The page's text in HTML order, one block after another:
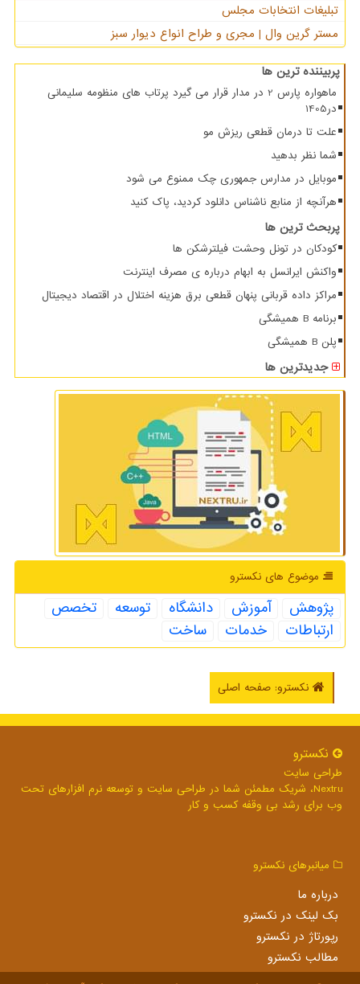
تبلیغات انتخابات مجلس
مستر گرین وال | مجری و طراح انواع دیوار سبز
پربیننده ترین ها
ماهواره پارس 2 در مدار قرار می گیرد پرتاب های منظومه سلیمانی
در1405
علت تا درمان قطعی ریزش مو
شما نظر بدهید
موبایل در مدارس جمهوری چک ممنوع می شود
هرآنچه از منابع ناشناس دانلود کردید، پاک کنید
پربحث ترین ها
کودکان در تونل وحشت فیلترشکن ها
واکنش ایرانسل به ابهام درباره ی مصرف اینترنت
مراکز داده قربانی پنهان قطعی برق هزینه اختلال در اقتصاد دیجیتال
برنامه B همیشگی
پلن B همیشگی
جدیدترین ها
موضوع های نكسترو
پژوهش آموزش دانشگاه توسعه
تخصص
ارتباطات
خدمات ساخت
نکسترو: صفحه اصلی
نكسترو
طراحی سایت
Nextru، شریک مطمئن شما در طراحی سایت و توسعه نرم افزارهای تحت
وب برای رشد بی وقفه کسب و کار
میانبرهای نكسترو
درباره ما
بک لینک در نكسترو
رپورتاژ در نكسترو
مطالب نكسترو